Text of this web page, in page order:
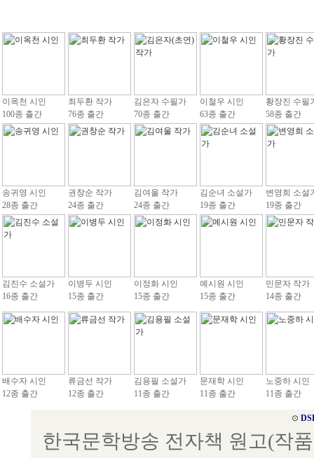
이옥천 시인
100종 출간
최두환 작가
76종 출간
김은자 수필가
70종 출간
이철우 시인
63종 출간
황장진 수필
58종 출간
송귀영 시인
28종 출간
권창순 작가
24종 출간
김여울 작가
24종 출간
김순녀 소설가
19종 출간
변영희 소설
19종 출간
김진수 소설가
16종 출간
이병두 시인
15종 출간
이정화 시인
15종 출간
예시원 시인
15종 출간
민문자 작가
14종 출간
배수자 시인
12종 출간
류금선 작가
12종 출간
김용필 소설가
11종 출간
문재학 시인
11종 출간
노중하 시인
11종 출간
⊙
한국문학방송 전자책 원고(작